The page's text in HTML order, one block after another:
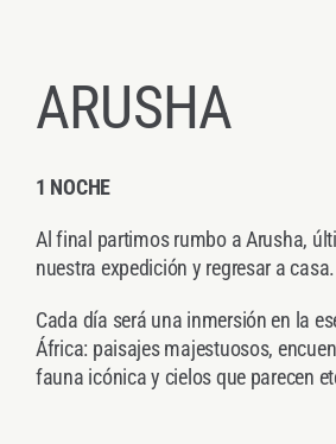
ARUSHA
1 NOCHE
Al final partimos rumbo a Arusha,
nuestra expedición y regresar a casa.
Cada día será una inmersión en la
África: paisajes majestuosos,
fauna icónica y cielos que parecen